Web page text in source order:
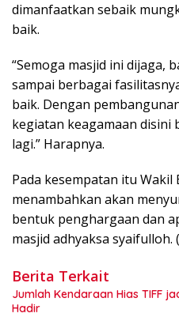
dimanfaatkan sebaik
baik.
“Semoga masjid ini dijaga,
sampai berbagai
baik. Dengan
kegiatan keagamaan disini
lagi.” Harapnya.
Pada kesempatan itu
menambahkan akan
bentuk penghargaan dan
masjid adhyaksa syaifulloh. (
Berita Terkait
Jumlah Kendaraan Hias TIFF
Hadir